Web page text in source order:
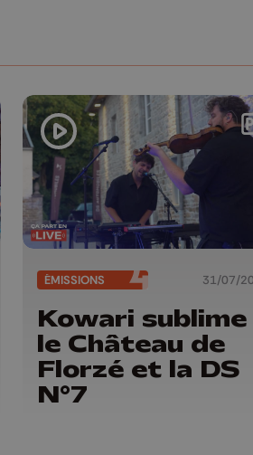
ÉMISSIONS 31/07/
Kowari sublime
le Château de
Florzé et la DS
N°7